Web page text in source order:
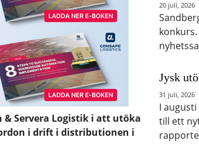
Servera Logistik i att utöka
i drift i distributionen i
20 juli, 2026
Jysk
31 juli, 2026
I
till ett